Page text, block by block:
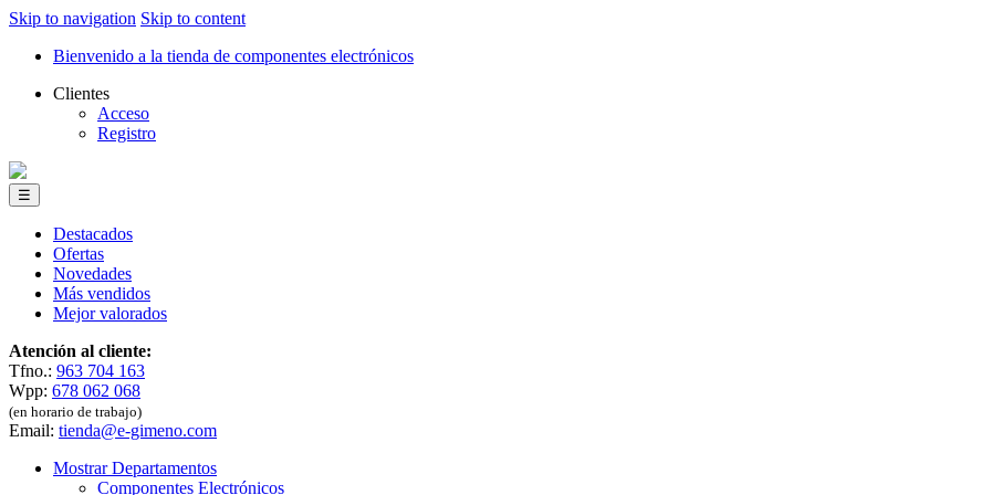
Skip to navigation Skip to content
Bienvenido a la tienda de componentes electrónicos
Clientes
Acceso
Registro
☰
Destacados
Ofertas
Novedades
Más vendidos
Mejor valorados
Atención al cliente:
Tfno.: 963 704 163
Wpp: 678 062 068
(en horario de trabajo)
Email: tienda@e-gimeno.com
Mostrar Departamentos
Componentes Electrónicos